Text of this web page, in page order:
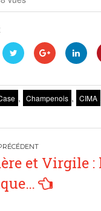
, Champenois , CIMA
et Virgile :